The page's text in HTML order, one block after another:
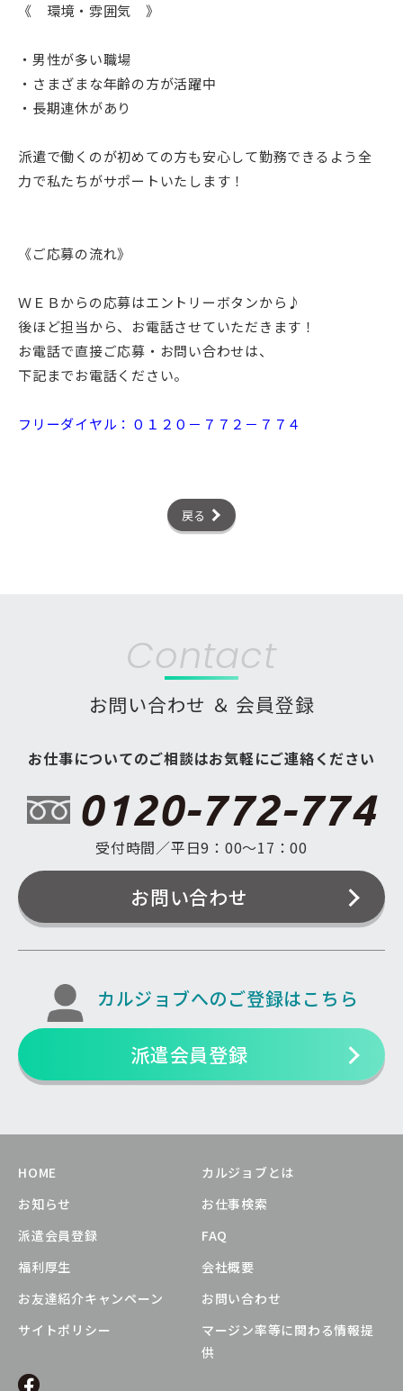
《 環境・雰囲気 》
・男性が多い職場
・さまざまな年齢の方が活躍中
・長期連休があり
派遣で働くのが初めての方も安心して勤務できるよう全
力で私たちがサポートいたします！
《ご応募の流れ》
ＷＥＢからの応募はエントリーボタンから♪
後ほど担当から、お電話させていただきます！
お電話で直接ご応募・お問い合わせは、
下記までお電話ください。
フリーダイヤル：０１２０－７７２－７７４
戻る
Contact
お問い合わせ ＆ 会員登録
お仕事についてのご相談はお気軽にご連絡ください
0120-772-774
受付時間／平日9：00〜17：00
お問い合わせ
カルジョブへのご登録はこちら
派遣会員登録
HOME
カルジョブとは
お知らせ
お仕事検索
派遣会員登録
FAQ
福利厚生
会社概要
お友達紹介キャンペーン
お問い合わせ
サイトポリシー
マージン率等に関わる情報提
供